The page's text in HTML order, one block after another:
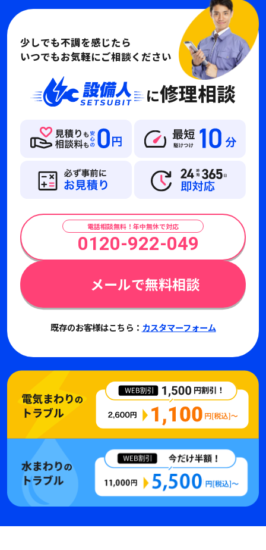
少しでも不調を感じたら
いつでもお気軽にご相談ください
に修理相談
電話相談無料！年中無休で対応
0120-922-049
メールで無料相談
既存のお客様はこちら： カスタマーフォーム